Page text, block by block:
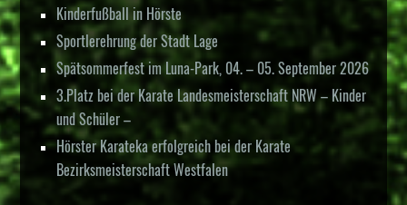
Kinderfußball in Hörste
Sportlerehrung der Stadt Lage
Spätsommerfest im Luna-Park, 04. – 05. September 2026
3.Platz bei der Karate Landesmeisterschaft NRW – Kinder
und Schüler –
Hörster Karateka erfolgreich bei der Karate
Bezirksmeisterschaft Westfalen